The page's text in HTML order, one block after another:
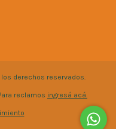
los derechos reservados.
reclamos ingresá acá.